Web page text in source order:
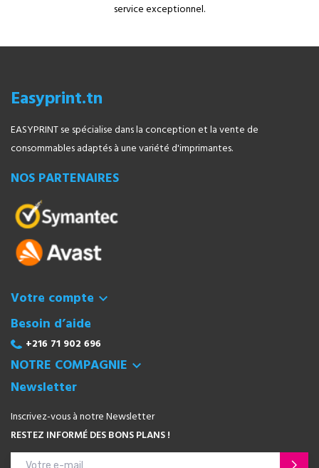
service exceptionnel.
Easyprint.tn
EASYPRINT se spécialise dans la conception et la vente de
consommables adaptés à une variété d'imprimantes.
NOS PARTENAIRES
Votre compte 
Besoin d’aide
+216 71 902 696
NOTRE COMPAGNIE 
Newsletter
Inscrivez-vous à notre Newsletter
RESTEZ INFORMÉ DES BONS PLANS !